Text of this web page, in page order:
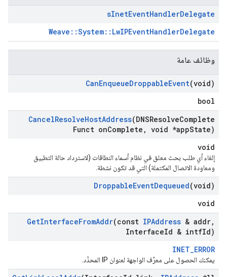
sInetEventHandlerDelegate
Weave::System::LwIPEventHandlerDelegate
وظائف عامة
CanEnqueueDroppableEvent(void)
bool
CancelResolveHostAddress(DNSResolveComplete
Funct onComplete , void *appState)
void
إلغاء أي طلب بحث معلق في نظام أسماء النطاقات (لاسترداد حالة التطبيق
ومعاودة الاتصال المكتملة) التي قد تكون نشطة.
DroppableEventDequeued(void)
void
GetInterfaceFromAddr(const IPAddress & addr,
InterfaceId & intfId)
INET_ERROR
يمكنك الحصول على معرِّف الواجهة لعنوان IP المحدَّد.